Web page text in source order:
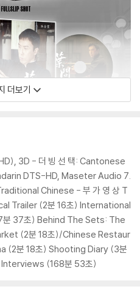
더보기
3D - 더 빙 선 택: Cantonese
DTS-HD, Maseter Audio 7.
Chinese - 부 가 영 상 T
Trailer (2분 16초) International
37초) Behind The Sets: The
(2분 18초)/Chinese Restaur
(2분 18초) Shooting Diary (3분
(168분 53초)